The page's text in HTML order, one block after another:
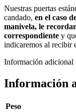
Nuestras puertas
candado, en el caso
manivela, le
correspondiente y
indicaremos al recibir
Información adicional
Información
Peso